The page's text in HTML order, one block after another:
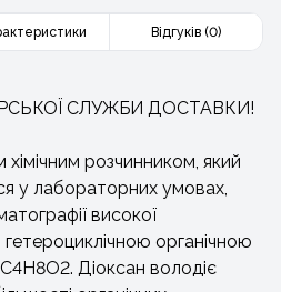
Відгуків (0)
СЛУЖБИ ДОСТАВКИ!
розчинником, який
у лабораторних умовах,
високої
органічною
Діоксан володіє